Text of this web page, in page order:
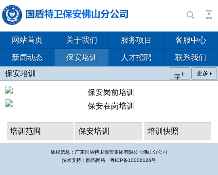
网站首页 关于我们 服务项目 客服中心
新闻动态 保安培训 人才招聘
联系我们
保安培训
更多
字+
培训范围 保安培训 培训快照
版权信息：广东国盾特卫保安集团有限公司佛山分公司
技术支持：酷玛网络 粤ICP备10006126号